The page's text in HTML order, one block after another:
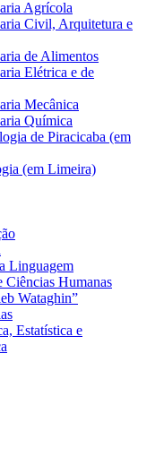
Agrícola
Civil, Arquitetura e
de Alimentos
Elétrica e de
Mecânica
Química
de Piracicaba (em
(em Limeira)
Linguagem
Ciências Humanas
Wataghin”
Estatística e